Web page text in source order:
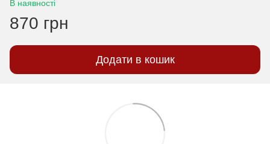
В наявності
870 грн
Додати в кошик